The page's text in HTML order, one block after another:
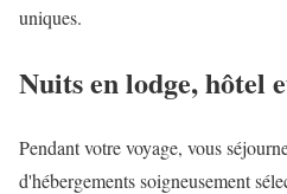
uniques.
Nuits en lodge, hôtel
Pendant votre voyage, vous
d'hébergements soigneusement